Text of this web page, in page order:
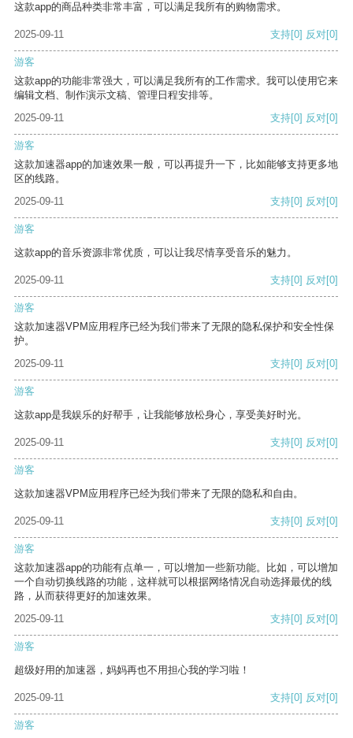
这款app的商品种类非常丰富，可以满足我所有的购物需求。
2025-09-11 支持[0] 反对[0]
游客
这款app的功能非常强大，可以满足我所有的工作需求。我可以使用它来
编辑文档、制作演示文稿、管理日程安排等。
2025-09-11
支持[0] 反对[0]
游客
这款加速器app的加速效果一般，可以再提升一下，比如能够支持更多地
区的线路。
2025-09-11
支持[0] 反对[0]
游客
这款app的音乐资源非常优质，可以让我尽情享受音乐的魅力。
2025-09-11 支持[0] 反对[0]
游客
这款加速器VPM应用程序已经为我们带来了无限的隐私保护和安全性保
护。
2025-09-11
支持[0] 反对[0]
游客
这款app是我娱乐的好帮手，让我能够放松身心，享受美好时光。
2025-09-11 支持[0] 反对[0]
游客
这款加速器VPM应用程序已经为我们带来了无限的隐私和自由。
2025-09-11 支持[0] 反对[0]
游客
这款加速器app的功能有点单一，可以增加一些新功能。比如，可以增加
一个自动切换线路的功能，这样就可以根据网络情况自动选择最优的线
路，从而获得更好的加速效果。
2025-09-11
支持[0] 反对[0]
游客
超级好用的加速器，妈妈再也不用担心我的学习啦！
2025-09-11 支持[0] 反对[0]
游客